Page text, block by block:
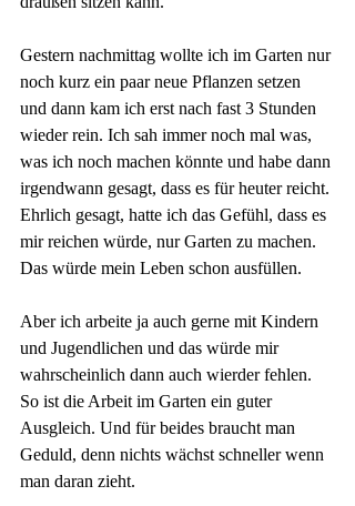
Gestern nachmittag wollte ich im Garten nur
noch kurz ein paar neue Pflanzen setzen
und dann kam ich erst nach fast 3 Stunden
wieder rein. Ich sah immer noch mal was,
was ich noch machen könnte und habe dann
irgendwann gesagt, dass es für heuter reicht.
Ehrlich gesagt, hatte ich das Gefühl, dass es
mir reichen würde, nur Garten zu machen.
Das würde mein Leben schon ausfüllen.
Aber ich arbeite ja auch gerne mit Kindern
und Jugendlichen und das würde mir
wahrscheinlich dann auch wierder fehlen.
So ist die Arbeit im Garten ein guter
Ausgleich. Und für beides braucht man
Geduld, denn nichts wächst schneller wenn
man daran zieht.